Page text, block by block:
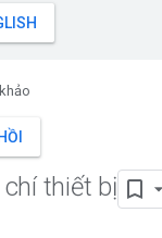
thiết bị